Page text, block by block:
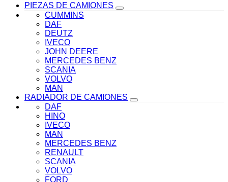
PIEZAS DE CAMIONES
CUMMINS
DAF
DEUTZ
IVECO
JOHN DEERE
MERCEDES BENZ
SCANIA
VOLVO
MAN
RADIADOR DE CAMIONES
DAF
HINO
IVECO
MAN
MERCEDES BENZ
RENAULT
SCANIA
VOLVO
FORD